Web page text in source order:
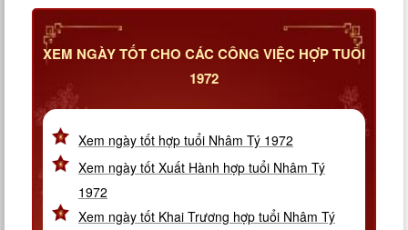
XEM NGÀY TỐT CHO CÁC CÔNG VIỆC HỢP TUỔI
1972
Xem ngày tốt hợp tuổi Nhâm Tý 1972
Xem ngày tốt Xuất Hành hợp tuổi Nhâm Tý
1972
Xem ngày tốt Khai Trương hợp tuổi Nhâm Tý